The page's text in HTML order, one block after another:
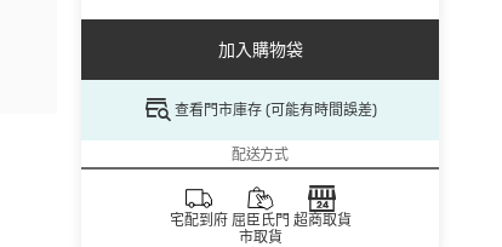
加入購物袋
查看門市庫存 (可能有時間誤差)
配送方式
宅配到府 屈臣氏門
市取貨
超商取貨